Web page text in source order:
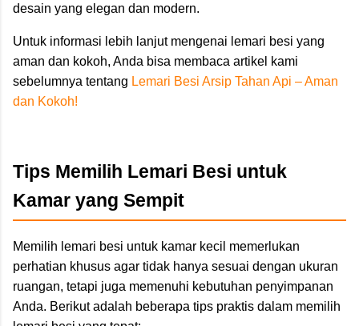
desain yang elegan dan modern.
Untuk informasi lebih lanjut mengenai lemari besi yang
aman dan kokoh, Anda bisa membaca artikel kami
sebelumnya tentang Lemari Besi Arsip Tahan Api – Aman
dan Kokoh!
Tips Memilih Lemari Besi untuk
Kamar yang Sempit
Memilih lemari besi untuk kamar kecil memerlukan
perhatian khusus agar tidak hanya sesuai dengan ukuran
ruangan, tetapi juga memenuhi kebutuhan penyimpanan
Anda. Berikut adalah beberapa tips praktis dalam memilih